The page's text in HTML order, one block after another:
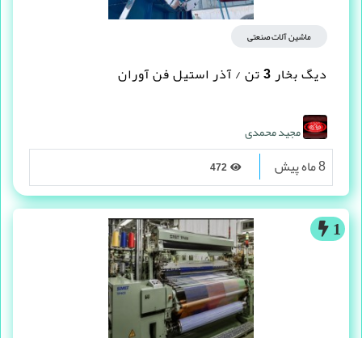
ماشین آلات صنعتی
دیگ بخار 3 تن / آذر استیل فن آوران
مجید محمدی
8 ماه پیش
1